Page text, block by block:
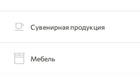
Сувенирная продукция
Мебель